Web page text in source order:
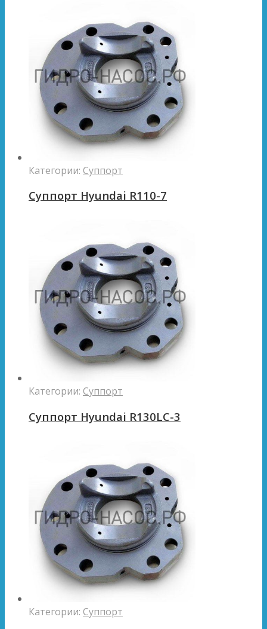
Категории: Суппорт
Суппорт Hyundai R110-7
Категории: Суппорт
Суппорт Hyundai R130LC-3
Категории: Суппорт